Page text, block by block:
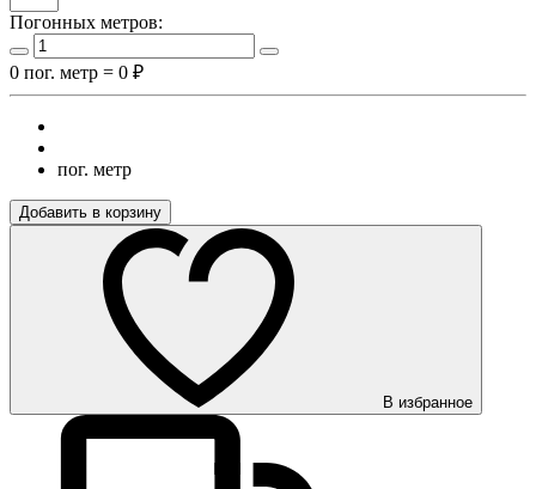
Погонных метров:
0 пог. метр = 0 ₽
пог. метр
Добавить в корзину
В избранное